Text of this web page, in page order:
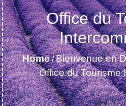
Office du
Home/Bienvenue en
Office du Tourisme